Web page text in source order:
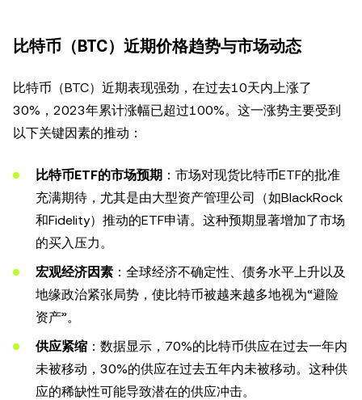
比特币（BTC）近期价格趋势与市场动态
比特币（BTC）近期表现强劲，在过去10天内上涨了
30%，2023年累计涨幅已超过100%。这一涨势主要受到
以下关键因素的推动：
比特币ETF的市场预期 ：市场对现货比特币ETF的批准
充满期待，尤其是由大型资产管理公司（如BlackRock
和Fidelity）推动的ETF申请。这种预期显著增加了市场
的买入压力。
宏观经济因素 ：全球经济不确定性、债务水平上升以及
地缘政治紧张局势，使比特币被越来越多地视为“避险
资产”。
供应紧缩 ：数据显示，70%的比特币供应在过去一年内
未被移动，30%的供应在过去五年内未被移动。这种供
应的稀缺性可能导致潜在的供应冲击。